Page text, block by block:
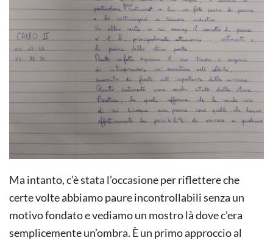
Ma intanto, c’è stata l’occasione per riflettere che
certe volte abbiamo paure incontrollabili senza un
motivo fondato e vediamo un mostro là dove c’era
semplicemente un’ombra. È un primo approccio al